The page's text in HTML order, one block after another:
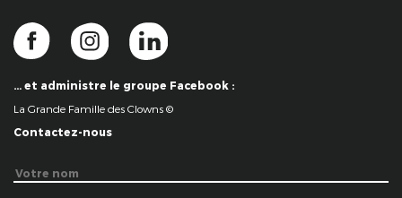
… et administre le groupe Facebook :
La Grande Famille des Clowns ©
Contactez-nous